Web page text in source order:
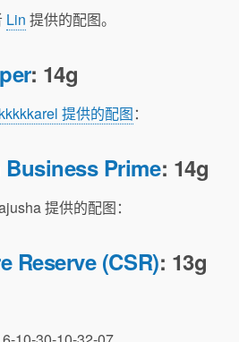
Lin 提供的配图。
: 14g
提供的配图：
Prime: 14g
提供的配图：
Reserve (CSR): 13g